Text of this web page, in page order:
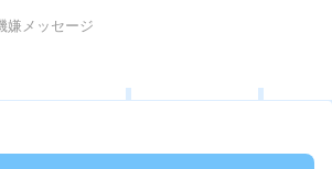
嫌メッセージ